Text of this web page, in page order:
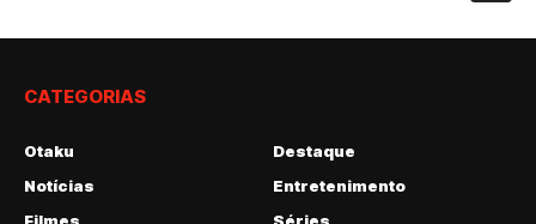
CATEGORIAS
Otaku
Destaque
Notícias
Entretenimento
Filmes
Séries